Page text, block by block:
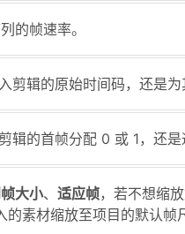
的帧速率。
剪辑的原始时间码，还是
辑的首帧分配 0 或 1，还是
大小、 适应帧，若不想缩
素材缩放至项目的默认帧